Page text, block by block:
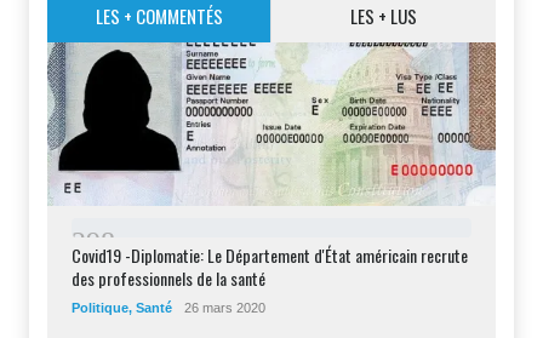
LES + COMMENTÉS LES + LUS
298
Covid19 -Diplomatie: Le Département d'État américain recrute
des professionnels de la santé
Politique, Santé 26 mars 2020